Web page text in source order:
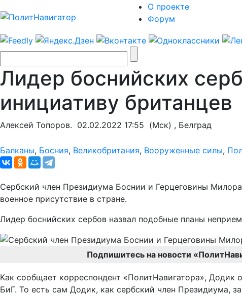
О проекте
Форум
Лидер боснийских
инициативу британцев
Алексей Топоров. 02.02.2022 17:55 (Мск) , Белград
Балканы, Босния, Великобритания, Вооруженные силы,
Сербский член Президиума Боснии и Герцеговины
военное присутствие в стране.
Лидер боснийских сербов назвал подобные планы
Подпишитесь на новости
Как сообщает корреспондент «ПолитНавигатора», Додик
БиГ. То есть сам Додик, как сербский член Президиума,